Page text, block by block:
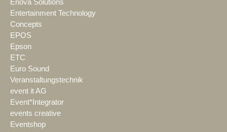
Enova Solutions
Entertainment Technology
Concepts
EPOS
Epson
ETC
Euro Sound
Veranstaltungstechnik
event it AG
Event*Integrator
events creative
Eventshop